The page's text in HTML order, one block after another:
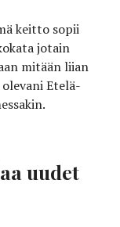
keitto sopii
jotain
mitään liian
Etelä-
uudet